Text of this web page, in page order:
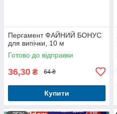
Пергамент ФАЙНИЙ БОНУС
для випічки, 10 м
Готово до відправки
36,30 ₴ 64 ₴
Купити